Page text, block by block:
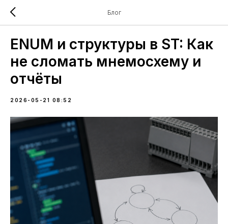
Блог
ENUM и структуры в ST: Как
не сломать мнемосхему и
отчёты
2026-05-21 08:52